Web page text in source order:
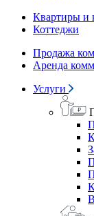
Квартиры и
Коттеджи
Продажа
Аренда
Услуги